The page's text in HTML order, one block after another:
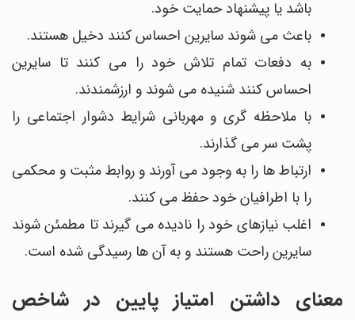
باشد یا پیشنهاد حمایت خود.
باعث می شوند سایرین احساس کنند دخیل هستند.
به دفعات تمام تلاش خود را می کنند تا سایرین
احساس کنند شنیده می شوند و ارزشمندند.
با ملاحظه گری و مهربانی شرایط دشوار اجتماعی را
پشت سر می گذارند.
ارتباط ها را به وجود می آورند و روابط مثبت و محکمی
را با اطرافیان خود حفظ می کنند.
اغلب نیازهای خود را نادیده می گیرند تا مطمئن شوند
سایرین راحت هستند و به آن ها رسیدگی شده است.
معنای داشتن امتیاز پایین در شاخص